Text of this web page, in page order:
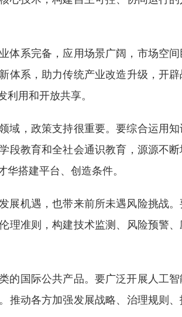
系完备，应用场景广阔，市场空
体系，助力传统产业改造升级，开
用和开放共享。
，政策支持很重要。要综合运用
段教育和全社会通识教育，源源不
搭建平台、创造条件。
机遇，也带来前所未遇风险挑战
理准则，构建技术监测、风险预警
国际公共产品。要广泛开展人工智
推动各方加强发展战略、治理规则